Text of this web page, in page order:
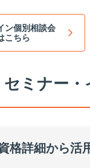
ン個別相談会
こちら
セミナー
格詳細から活